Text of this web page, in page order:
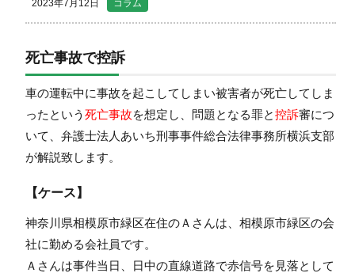
2023年7月12日 コラム
死亡事故で控訴
車の運転中に事故を起こしてしまい被害者が死亡してしま
ったという 死亡事故を想定し、問題となる罪と控訴審につ
いて、弁護士法人あいち刑事事件総合法律事務所横浜支部
が解説致します。
【ケース】
神奈川県相模原市緑区在住のＡさんは、相模原市緑区の会
社に勤める会社員です。
Ａさんは事件当日、日中の直線道路で赤信号を見落として